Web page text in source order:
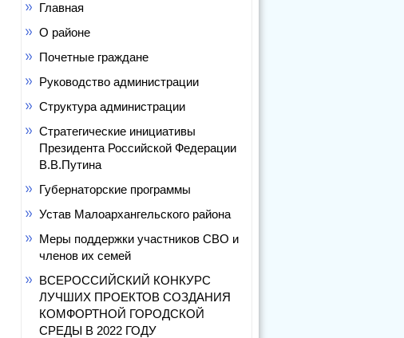
Главная
О районе
Почетные граждане
Руководство администрации
Структура администрации
Стратегические инициативы
Президента Российской Федерации
В.В.Путина
Губернаторские программы
Устав Малоархангельского района
Меры поддержки участников СВО и
членов их семей
ВСЕРОССИЙСКИЙ КОНКУРС
ЛУЧШИХ ПРОЕКТОВ СОЗДАНИЯ
КОМФОРТНОЙ ГОРОДСКОЙ
СРЕДЫ В 2022 ГОДУ